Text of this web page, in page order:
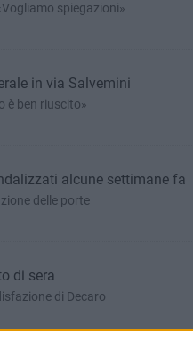
spiegazioni»
in via Salvemini
è ben riuscito»
alcune settimane fa
delle porte
di sera
di Decaro